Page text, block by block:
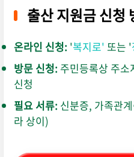
출산 지원금 신청
온라인 신청: '복지로' 또는 '
방문 신청: 주민등록상 주
신청
필요 서류: 신분증, 가족관
라 상이)